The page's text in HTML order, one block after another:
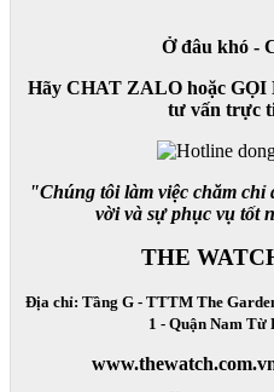
Ở đâu khó -
Hãy CHAT ZALO hoặc GỌI
tư vấn trực
"Chúng tôi làm việc chăm chỉ
vời và sự phục vụ tốt
THE
Địa chỉ: Tầng G - TTTM The
1 - Quận Nam Từ